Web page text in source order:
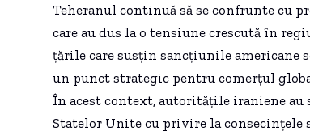
Teheranul continuă să se confrunte cu
care au dus la o tensiune crescută în
țările care susțin sancțiunile
un punct strategic pentru comerțul
În acest context, autoritățile iraniene
Statelor Unite cu privire la